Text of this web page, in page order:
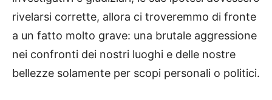
rivelarsi corrette, allora ci troveremmo di fronte
a un fatto molto grave: una brutale aggressione
nei confronti dei nostri luoghi e delle nostre
bellezze solamente per scopi personali o politici.